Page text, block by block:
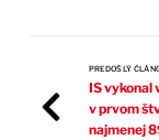
PREDOŠLÝ
IS vykonal
v prvom
najmenej